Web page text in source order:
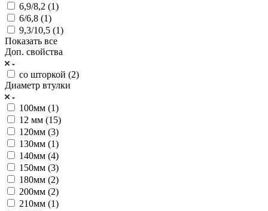
6,9/8,2 (1)
6/6,8 (1)
9,3/10,5 (1)
Показать все
Доп. свойства
со шторкой (2)
Диаметр втулки
100мм (1)
12 мм (15)
120мм (3)
130мм (1)
140мм (4)
150мм (3)
180мм (2)
200мм (2)
210мм (1)